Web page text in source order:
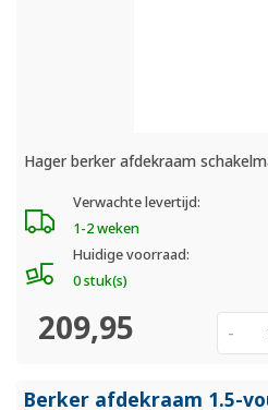
Hager berker afdekraam
Verwachte levertijd:
1-2 weken
Huidige voorraad:
0 stuk(s)
209,95 -
Berker afdekraam 1.5-